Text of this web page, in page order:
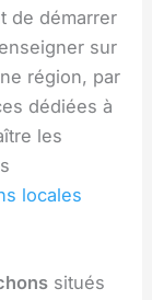
de démarrer
sur
région, par
dédiées à
les
locales
situés